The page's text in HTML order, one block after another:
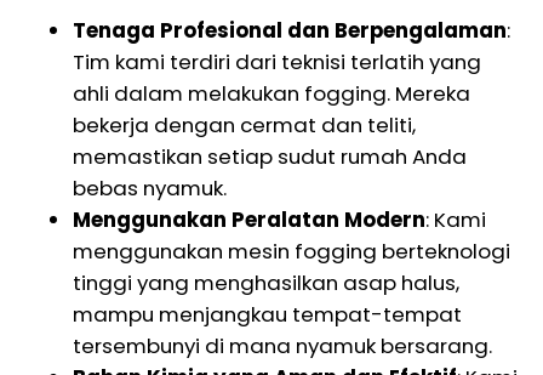
Tenaga Profesional dan Berpengalaman:
Tim kami terdiri dari teknisi terlatih yang
ahli dalam melakukan fogging. Mereka
bekerja dengan cermat dan teliti,
memastikan setiap sudut rumah Anda
bebas nyamuk.
Menggunakan Peralatan Modern: Kami
menggunakan mesin fogging berteknologi
tinggi yang menghasilkan asap halus,
mampu menjangkau tempat-tempat
tersembunyi di mana nyamuk bersarang.